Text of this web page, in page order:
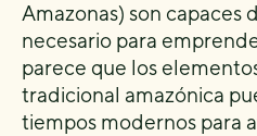
Amazonas) son capaces
necesario para
parece que los
tradicional amazónica
tiempos modernos para